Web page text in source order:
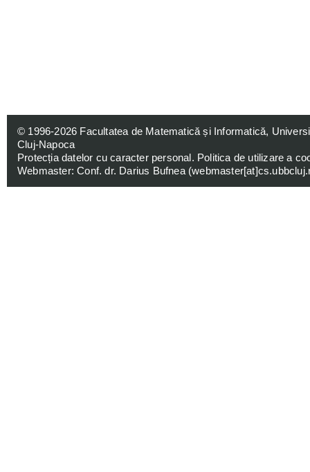
© 1996-2026 Facultatea de Matematică și Informatică,
Cluj-Napoca
Protecția datelor cu caracter personal. Politica de utilizare a
Webmaster: Conf. dr. Darius Bufnea (